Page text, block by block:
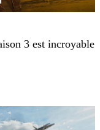
3 est incroyable